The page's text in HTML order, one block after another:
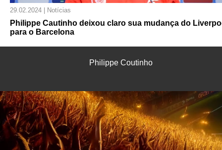
29.02.2024 | Notícias
Philippe Cautinho deixou claro sua mudança do
para o Barcelona
Philippe Coutinho